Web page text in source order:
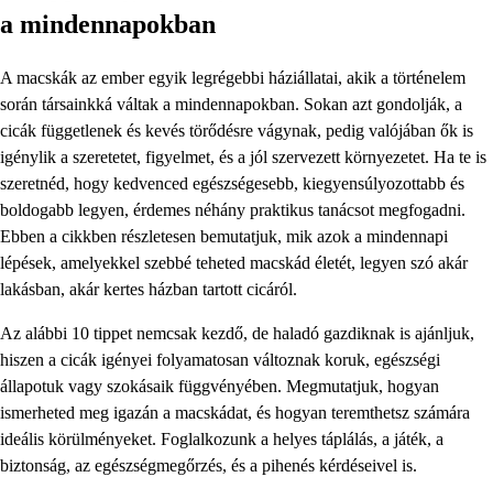
a mindennapokban
A macskák az ember egyik legrégebbi háziállatai, akik a történelem
során társainkká váltak a mindennapokban. Sokan azt gondolják, a
cicák függetlenek és kevés törődésre vágynak, pedig valójában ők is
igénylik a szeretetet, figyelmet, és a jól szervezett környezetet. Ha te is
szeretnéd, hogy kedvenced egészségesebb, kiegyensúlyozottabb és
boldogabb legyen, érdemes néhány praktikus tanácsot megfogadni.
Ebben a cikkben részletesen bemutatjuk, mik azok a mindennapi
lépések, amelyekkel szebbé teheted macskád életét, legyen szó akár
lakásban, akár kertes házban tartott cicáról.
Az alábbi 10 tippet nemcsak kezdő, de haladó gazdiknak is ajánljuk,
hiszen a cicák igényei folyamatosan változnak koruk, egészségi
állapotuk vagy szokásaik függvényében. Megmutatjuk, hogyan
ismerheted meg igazán a macskádat, és hogyan teremthetsz számára
ideális körülményeket. Foglalkozunk a helyes táplálás, a játék, a
biztonság, az egészségmegőrzés, és a pihenés kérdéseivel is.